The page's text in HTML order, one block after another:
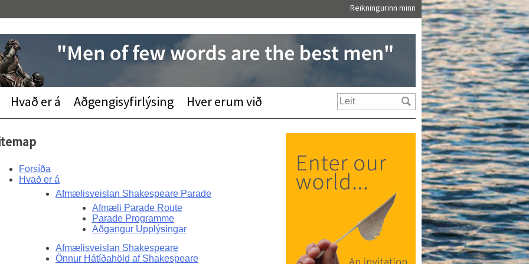
Reikningurinn minn
Hvað er á Aðgengisyfirlýsing Hver erum við
Forsíða
Hvað er á
Afmælisveislan Shakespeare Parade
Afmæli Parade Route
Parade Programme
Aðgangur Upplýsingar
Afmælisveislan Shakespeare
Önnur Hátíðahöld af Shakespeare